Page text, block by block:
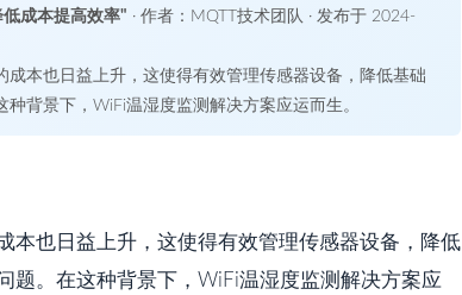
成本提高效率" · 作者：MQTT技术团队 · 发布于 2024-
本也日益上升，这使得有效管理传感器设备，降低基础
背景下，WiFi温湿度监测解决方案应运而生。
本也日益上升，这使得有效管理传感器设备，降低
题。在这种背景下，WiFi温湿度监测解决方案应